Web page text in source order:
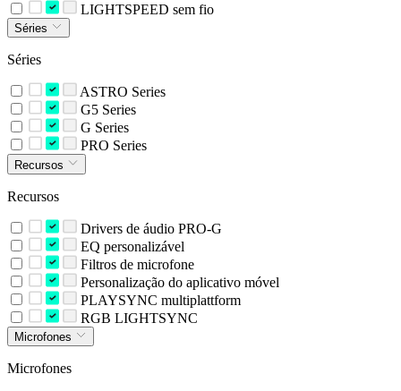
LIGHTSPEED sem fio
Séries
Séries
ASTRO Series
G5 Series
G Series
PRO Series
Recursos
Recursos
Drivers de áudio PRO-G
EQ personalizável
Filtros de microfone
Personalização do aplicativo móvel
PLAYSYNC multiplattform
RGB LIGHTSYNC
Microfones
Microfones